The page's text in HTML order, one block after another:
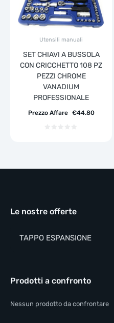
Utensili manuali
SET CHIAVI A BUSSOLA
CON CRICCHETTO 108 PZ
PEZZI CHROME
VANADIUM
PROFESSIONALE
€44.80
Prezzo Affare
Le nostre offerte
TAPPO ESPANSIONE
Prodotti a confronto
Nessun prodotto da confrontare